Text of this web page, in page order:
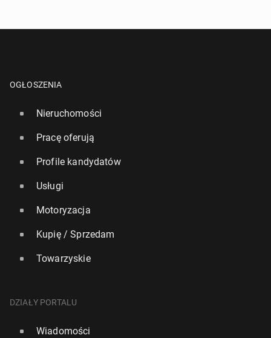
OGŁOSZENIA
Nieruchomości
Pracę oferują
Profile kandydatów
Usługi
Motoryzacja
Kupię / Sprzedam
Towarzyskie
DZIAŁY PORTALU
Wiadomości